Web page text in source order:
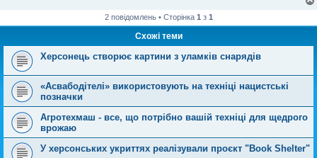
н
2 повідомлень • Сторінка 1 з 1
Схожі теми
Херсонець створює картини з уламків снарядів
«Асвабодітелі» використовують на техніці нацистські
позначки
Агротехмаш - все, що потрібно вашій техніці для щедрого
врожаю
У херсонських укриттях реалізували проєкт "Book Shelter"